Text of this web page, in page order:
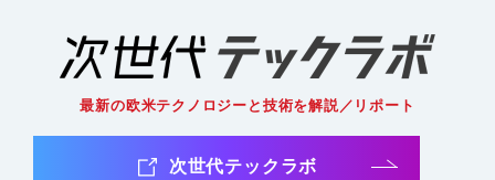
最新の欧米テクノロジーと技術を解説／リポート
次世代テックラボ